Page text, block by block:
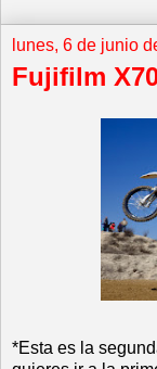
lunes, 6 de junio
Fujifilm
*Esta es la